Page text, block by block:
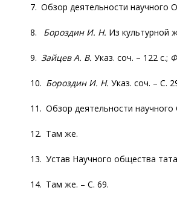
7. Обзор деятельности научного
8. Бороздин И. Н. Из культурной
9. Зайцев А. В. Указ. соч. – 122 с.;
10. Бороздин И. Н. Указ. соч. – С.
11. Обзор деятельности
12. Там же.
13. Устав Научного общества
14. Там же. – С. 69.